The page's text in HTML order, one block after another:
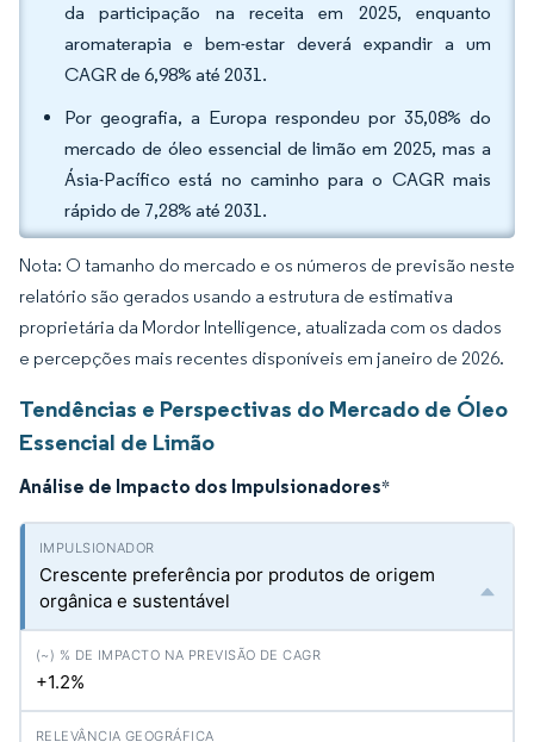
da participação na receita em 2025, enquanto
aromaterapia e bem-estar deverá expandir a um
CAGR de 6,98% até 2031.
Por geografia, a Europa respondeu por 35,08% do
mercado de óleo essencial de limão em 2025, mas a
Ásia-Pacífico está no caminho para o CAGR mais
rápido de 7,28% até 2031.
Nota: O tamanho do mercado e os números de previsão neste
relatório são gerados usando a estrutura de estimativa
proprietária da Mordor Intelligence, atualizada com os dados
e percepções mais recentes disponíveis em janeiro de 2026.
Tendências e Perspectivas do Mercado de Óleo
Essencial de Limão
Análise de Impacto dos Impulsionadores*
Crescente preferência por produtos de origem
orgânica e sustentável
+1.2%